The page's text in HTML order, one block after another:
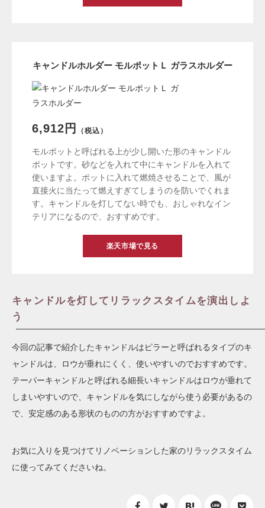
キャンドルホルダー モルポットＬ ガラスホルダー
6,912円 （税込）
モルポットと呼ばれる上が少し開いた形のキャンドル
ポットです。砂などを入れて中にキャンドルを入れて
使いますよ。ポットに入れて燃焼させることで、風が
直接火に当たって燃えすぎてしまうのを防いでくれま
す。キャンドルを灯してない時でも、おしゃれなイン
テリアになるので、おすすめです。
楽天市場で見る
キャンドルを灯してリラックスタイムを演出しよ
う
今回の記事で紹介したキャンドルはピラーと呼ばれるタイプのキ
ャンドルは、ロウが垂れにくく、使いやすいのでおすすめです。
テーパーキャンドルと呼ばれる細長いキャンドルはロウが垂れて
しまいやすいので、キャンドルを気にしながら使う必要があるの
で、安定感のある形状のものの方がおすすめですよ。
お気に入りを見つけてリノベーションした家のリラックスタイム
に使ってみてくださいね。